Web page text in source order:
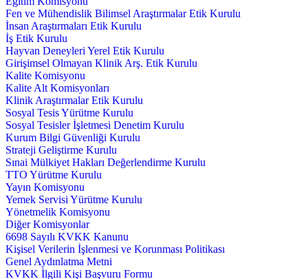
Fen ve Mühendislik Bilimsel Araştırmalar Etik Kurulu
İnsan Araştırmaları Etik Kurulu
İş Etik Kurulu
Hayvan Deneyleri Yerel Etik Kurulu
Girişimsel Olmayan Klinik Arş. Etik Kurulu
Kalite Komisyonu
Kalite Alt Komisyonları
Klinik Araştırmalar Etik Kurulu
Sosyal Tesis Yürütme Kurulu
Sosyal Tesisler İşletmesi Denetim Kurulu
Kurum Bilgi Güvenliği Kurulu
Strateji Geliştirme Kurulu
Sınai Mülkiyet Hakları Değerlendirme Kurulu
TTO Yürütme Kurulu
Yayın Komisyonu
Yemek Servisi Yürütme Kurulu
Yönetmelik Komisyonu
Diğer Komisyonlar
6698 Sayılı KVKK Kanunu
Kişisel Verilerin İşlenmesi ve Korunması Politikası
Genel Aydınlatma Metni
KVKK İlgili Kişi Başvuru Formu